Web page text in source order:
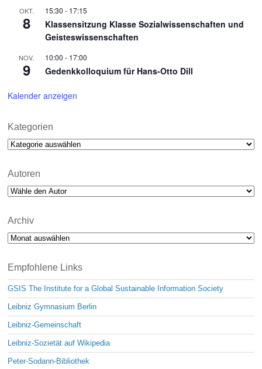
OKT.
8
15:30 - 17:15
Klassensitzung Klasse Sozialwissenschaften und
Geisteswissenschaften
NOV.
9
10:00 - 17:00
Gedenkkolloquium für Hans-Otto Dill
Kalender anzeigen
Kategorien
Kategorien
Autoren
Archiv
Archiv
Empfohlene Links
GSIS The Institute for a Global Sustainable Information Society
Leibniz Gymnasium Berlin
Leibniz-Gemeinschaft
Leibniz-Sozietät auf Wikipedia
Peter-Sodann-Bibliothek